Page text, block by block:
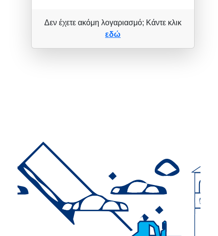
Δεν έχετε ακόμη λογαριασμό; Κάντε κλικ
εδώ